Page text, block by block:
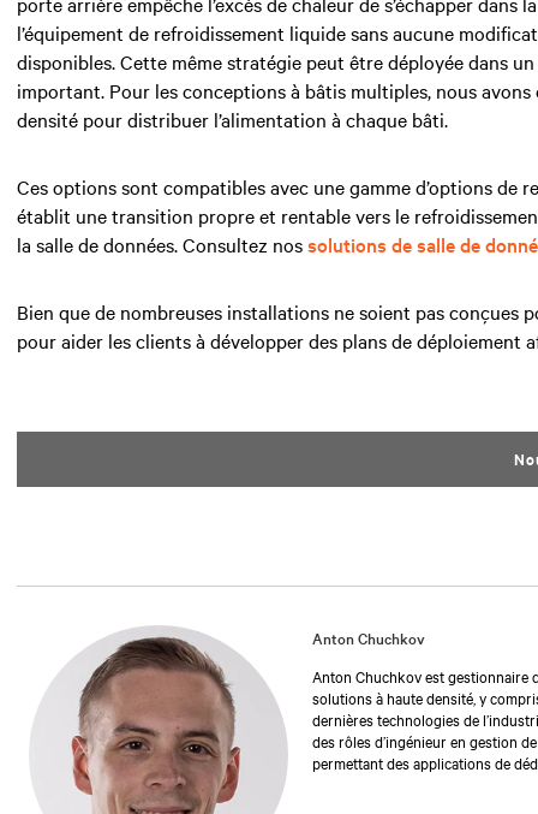
l’équipement de refroidissement liquide sans aucune
disponibles. Cette même stratégie peut être déployée dans
important. Pour les conceptions à bâtis multiples, nous
densité pour distribuer l’alimentation à chaque bâti.
Ces options sont compatibles avec une gamme d’options de
établit une transition propre et rentable vers le
la salle de données. Consultez nossolutions de salle de
Bien que de nombreuses installations ne soient pas conçues
pour aider les clients à développer des plans de déploiement
Anton Chuchkov
Anton Chuchkov est gestionnaire
solutions à haute densité, y
dernières technologies de
des rôles d’ingénieur en gestion
permettant des applications de